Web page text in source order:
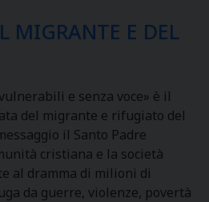
MIGRANTE E DEL
e senza voce» è il
del migrante e rifugiato del
il Santo Padre
cristiana e la società
al dramma di milioni di
da guerre, violenze, povertà